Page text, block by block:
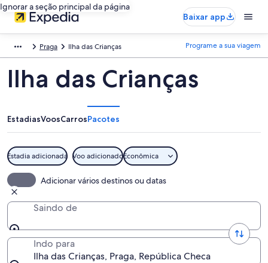
Ignorar a seção principal da página
Baixar app
Praga Ilha das Crianças Programe a sua viagem
Ilha das Crianças
EstadiasVoosCarrosPacotes
Estadia adicionada Voo adicionadoEconômica
Adicionar vários destinos ou datas
Saindo de
Indo para
Ilha das Crianças, Praga, República Checa